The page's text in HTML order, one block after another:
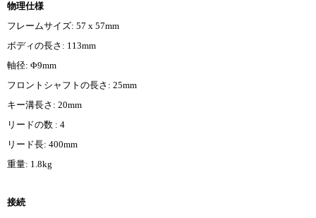
物理仕様
フレームサイズ: 57 x 57mm
ボディの長さ: 113mm
軸径: Φ9mm
フロントシャフトの長さ: 25mm
キー溝長さ: 20mm
リードの数 : 4
リード長: 400mm
重量: 1.8kg
接続